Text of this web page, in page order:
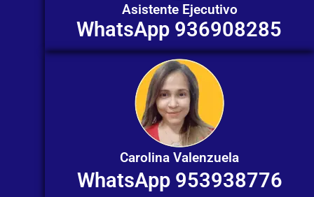
Asistente Ejecutivo
WhatsApp 936908285
Carolina Valenzuela
WhatsApp 953938776